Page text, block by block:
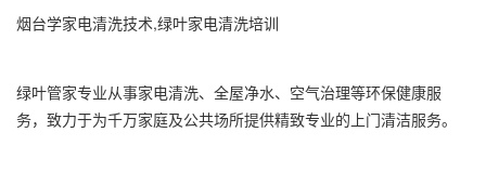
烟台学家电清洗技术,绿叶家电清洗培训
绿叶管家专业从事家电清洗、全屋净水、空气治理等环保健康服
务，致力于为千万家庭及公共场所提供精致专业的上门清洁服务。